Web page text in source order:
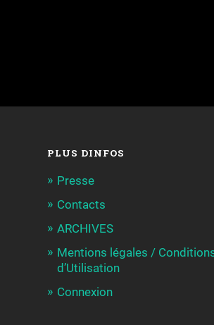
PLUS DINFOS
Presse
Contacts
ARCHIVES
Mentions légales /
d’Utilisation
Connexion